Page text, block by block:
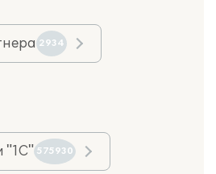
2934
"1С" 575930